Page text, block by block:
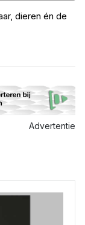
dieren én de
Advertentie